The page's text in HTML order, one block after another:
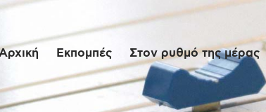
Εκπομπές Στον ρυθμό της μέρας
Αρχική
Εκπομπές
Στον ρυθμό της